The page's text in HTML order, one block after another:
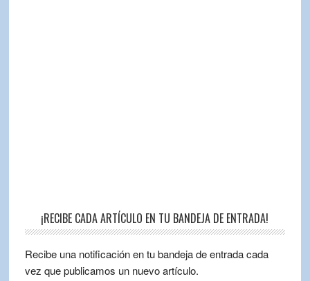
¡RECIBE CADA ARTÍCULO EN TU BANDEJA DE ENTRADA!
Recibe una notificación en tu bandeja de entrada cada
vez que publicamos un nuevo artículo.